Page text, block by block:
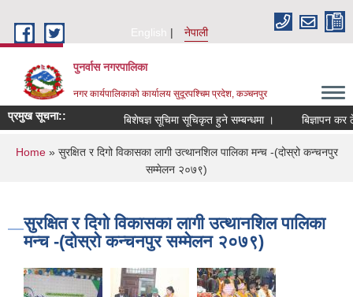
English
नेपाली
पुनर्वास नगरपालिका
नगर कार्यपालिकाको कार्यालय सुदूरपश्चिम प्रदेश, कञ्चनपुर
प्रमुख सूचना:: बिशेषज्ञ सूचिमा सूचिकृत हुने सम्बन्धमा । बिज्ञापन कर
You are here
Home» सुरक्षित र दिगो विकासका लागी उत्थानशिल पालिका मन्च -(दोस्रो कन्चनपुर
सम्मेलन २०७९)
सुरक्षित र दिगो विकासका लागी उत्थानशिल पालिका
मन्च -(दोस्रो कन्चनपुर सम्मेलन २०७९)